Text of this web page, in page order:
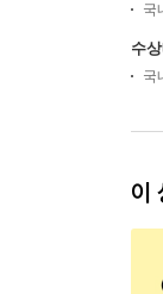
국
수
국
이